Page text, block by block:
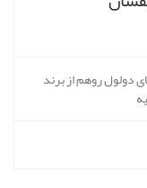
دولول روهم از برند